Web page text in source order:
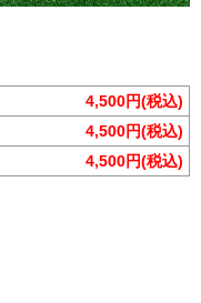
4,500円(税込)
4,500円(税込)
4,500円(税込)